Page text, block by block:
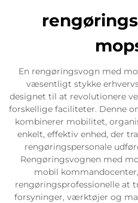
En rengøringsvogn med
væsentligt stykke
designet til at revolutionere
forskellige faciliteter. Denne
kombinerer mobilitet,
enkelt, effektiv enhed, der
rengøringspersonale
Rengøringsvognen med
mobil
rengøringsprofessionelle at
forsyninger, værktøjer og